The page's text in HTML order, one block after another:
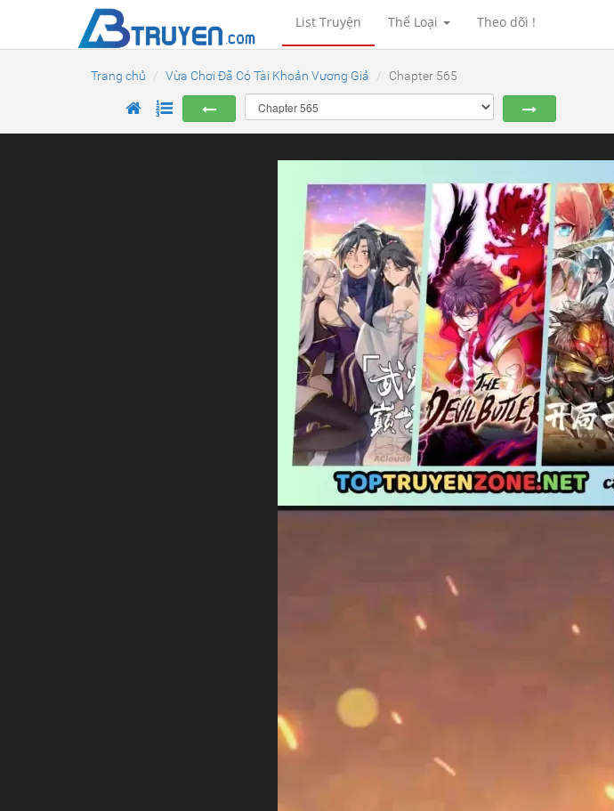
List Truyện Thể Loại Theo dõi !
Trang chủ Vừa Chơi Đã Có Tài Khoản Vương Giả Chapter 565